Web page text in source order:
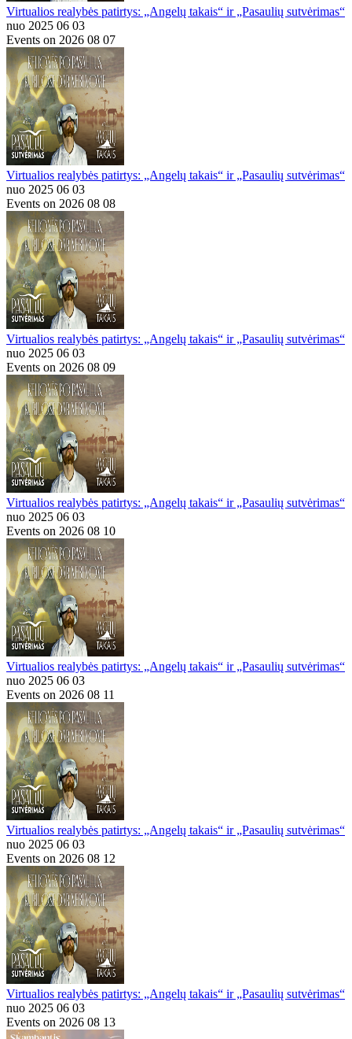
Virtualios realybės patirtys: „Angelų takais“ ir „Pasaulių sutvėrimas“
nuo 2025 06 03
Events on 2026 08 07
Virtualios realybės patirtys: „Angelų takais“ ir „Pasaulių sutvėrimas“
nuo 2025 06 03
Events on 2026 08 08
Virtualios realybės patirtys: „Angelų takais“ ir „Pasaulių sutvėrimas“
nuo 2025 06 03
Events on 2026 08 09
Virtualios realybės patirtys: „Angelų takais“ ir „Pasaulių sutvėrimas“
nuo 2025 06 03
Events on 2026 08 10
Virtualios realybės patirtys: „Angelų takais“ ir „Pasaulių sutvėrimas“
nuo 2025 06 03
Events on 2026 08 11
Virtualios realybės patirtys: „Angelų takais“ ir „Pasaulių sutvėrimas“
nuo 2025 06 03
Events on 2026 08 12
Virtualios realybės patirtys: „Angelų takais“ ir „Pasaulių sutvėrimas“
nuo 2025 06 03
Events on 2026 08 13